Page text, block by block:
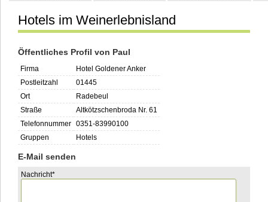
Kontakt
Hotels im Weinerlebnisland
Öffentliches Profil von Paul
Firma
Hotel Goldener Anker
Postleitzahl
01445
Ort
Radebeul
Straße
Altkötzschenbroda Nr. 61
Telefonnummer 0351-83990100
Gruppen
Hotels
E-Mail senden
Pflichtfeld
Nachricht*